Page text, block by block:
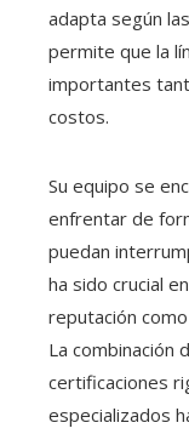
adapta según
permite que la
importantes
costos.
Su equipo se
enfrentar de
puedan
ha sido crucial
reputación
La combinación
certificaciones
especializados